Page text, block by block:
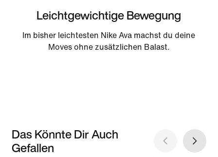
Leichtgewichtige Bewegung
Im bisher leichtesten Nike Ava machst du deine
Moves ohne zusätzlichen Balast.
Das Könnte Dir Auch
Gefallen